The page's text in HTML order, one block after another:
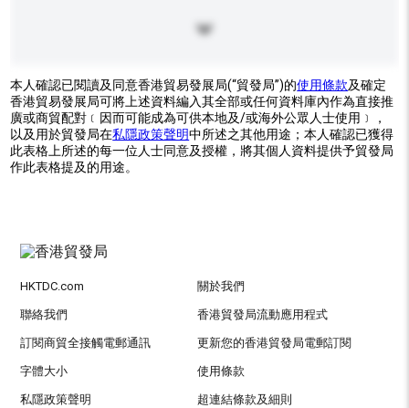
本人確認已閱讀及同意香港貿易發展局(“貿發局”)的使用條款及確定
香港貿易發展局可將上述資料編入其全部或任何資料庫內作為直接推
廣或商貿配對﹝因而可能成為可供本地及/或海外公眾人士使用﹞，
以及用於貿發局在私隱政策聲明中所述之其他用途；本人確認已獲得
此表格上所述的每一位人士同意及授權，將其個人資料提供予貿發局
作此表格提及的用途。
HKTDC.com 關於我們
聯絡我們 香港貿發局流動應用程式
訂閱商貿全接觸電郵通訊 更新您的香港貿發局電郵訂閱
字體大小 使用條款
私隱政策聲明 超連結條款及細則